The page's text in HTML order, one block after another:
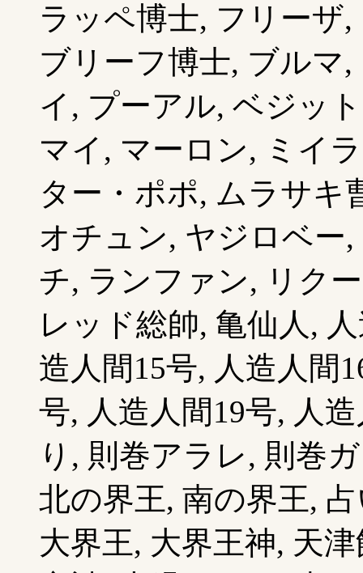
ラッペ博士, フリーザ
ブリーフ博士, ブルマ
イ, プーアル, ベジッ
マイ, マーロン, ミイ
ター・ポポ, ムラサキ
オチュン, ヤジロベー
チ, ランファン, リク
レッド総帥, 亀仙人,
造人間15号, 人造人間
号, 人造人間19号, 人
り, 則巻アラレ, 則巻
北の界王, 南の界王,
大界王, 大界王神, 天